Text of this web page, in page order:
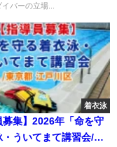
バーの立場...
着衣泳
募集】2026年「命を守
ういてまて講習会/東